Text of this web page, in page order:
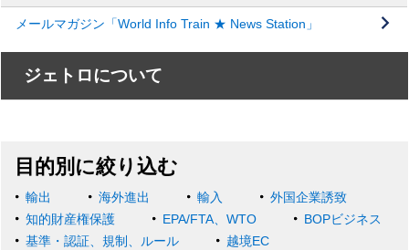
メールマガジン「World Info Train ★ News Station」
ジェトロについて
目的別に絞り込む
輸出 海外進出 輸入
外国企業誘致
知的財産権保護
EPA/FTA、WTO
BOPビジネス
基準・認証、規制、ルール
越境EC